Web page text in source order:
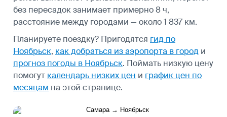
без пересадок занимает примерно 8 ч,
расстояние между городами — около 1 837 км.
Планируете поездку? Пригодятся гид по
Ноябрьск, как добраться из аэропорта в город и
прогноз погоды в Ноябрьск. Поймать низкую цену
помогут календарь низких цен и график цен по
месяцам на этой странице.